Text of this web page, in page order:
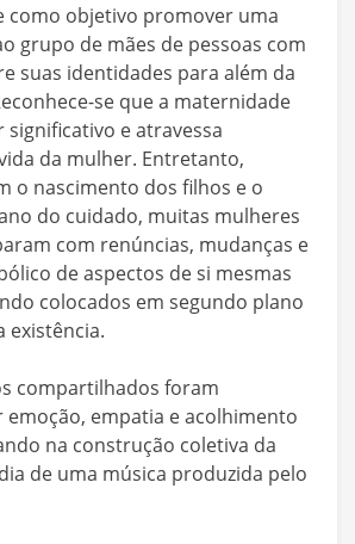
como objetivo promover uma
grupo de mães de pessoas com
suas identidades para além da
se que a maternidade
significativo e atravessa
da mulher. Entretanto,
o nascimento dos filhos e o
do cuidado, muitas mulheres
com renúncias, mudanças e
de aspectos de si mesmas
colocados em segundo plano
existência.
compartilhados foram
empatia e acolhimento
na construção coletiva da
de uma música produzida pelo